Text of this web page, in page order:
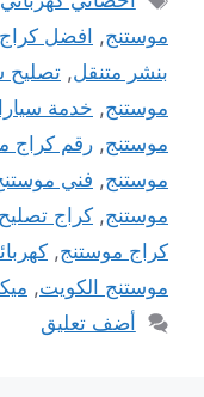
موستنج, افضل
بنشر متنقل, تصليح
موستنج, خدمة
موستنج, رقم كراج
موستنج, فني
موستنج, كراج
كراج موستنج,
موستنج الكويت,
أضف تعليق